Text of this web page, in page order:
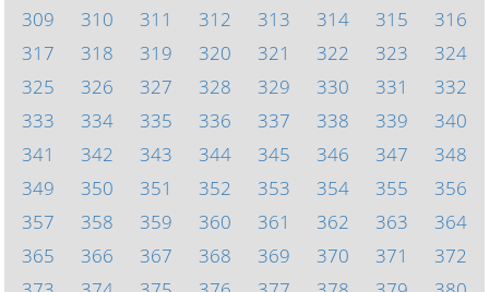
309
310 311 312 313 314 315
316
317
318 319 320 321 322 323
324
325
326 327 328 329 330 331
332
333
334 335 336 337 338 339
340
341
342 343 344 345 346 347
348
349
350 351 352 353 354 355
356
357
358 359 360 361 362 363
364
365
366 367 368 369 370 371
372